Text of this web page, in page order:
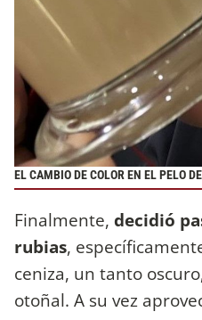
EL CAMBIO DE COLOR EN EL PELO
Finalmente, decidió
rubias,
ceniza, un tanto
otoñal. A su vez